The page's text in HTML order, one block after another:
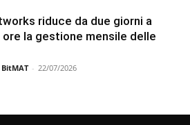
riduce da due giorni a
la gestione mensile delle
- 22/07/2026